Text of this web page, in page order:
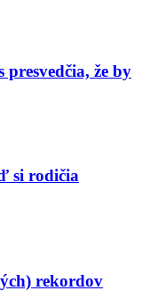
presvedčia, že by
si rodičia
rekordov